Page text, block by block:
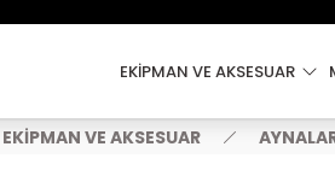
EKİPMAN VE AKSESUAR
EKİPMAN VE AKSESUAR